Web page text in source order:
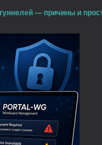
— причины и